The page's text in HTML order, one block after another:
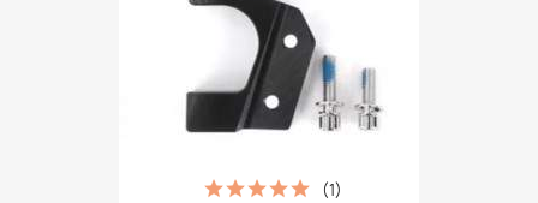
(1)